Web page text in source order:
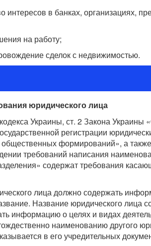
интересов в банках, организациях,
на работу;
сделок с недвижимостью.
юридического лица
Украины, ст. 2 Закона Украины
регистрации
формирований», а
требований написания
содержат требования
лица должно содержать
Название юридического лица
информацию о целях и видах
наименованию другого
в его учредительных